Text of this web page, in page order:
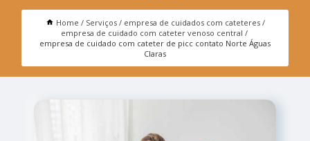
Home Serviços
empresa de cuidados com cateteres
empresa de cuidado com cateter venoso central
empresa de cuidado com cateter de picc contato Norte Águas
Claras